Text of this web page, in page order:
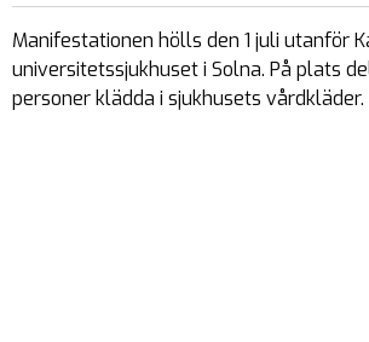
Manifestationen hölls den 1 juli utanför
universitetssjukhuset i Solna. På plats
personer klädda i sjukhusets vårdkläder.